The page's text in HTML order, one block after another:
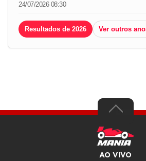
24/07/2026 08:30
Resultados de 2026 Ver outros
AO VIVO